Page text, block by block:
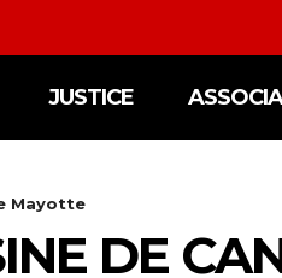
JUSTICE
Mayotte
DE